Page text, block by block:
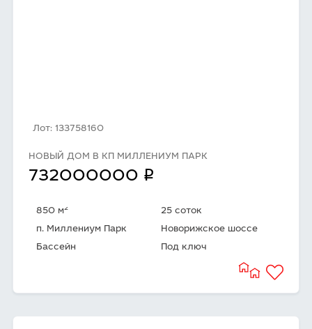
Лот: 133758160
НОВЫЙ ДОМ В КП МИЛЛЕНИУМ ПАРК
732000000 q
850 м2
25 соток
п. Миллениум Парк
Новорижское шоссе
Бассейн
Под ключ